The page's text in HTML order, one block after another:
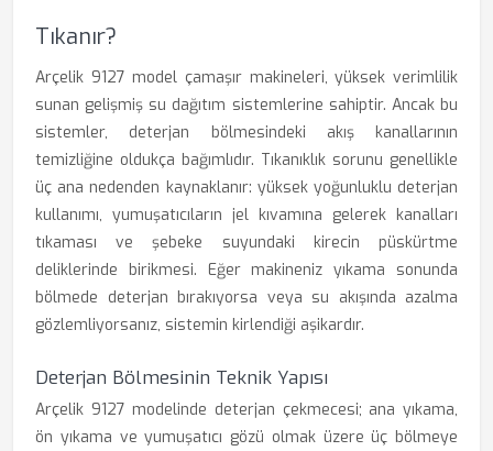
Tıkanır?
Arçelik 9127 model çamaşır makineleri, yüksek verimlilik
sunan gelişmiş su dağıtım sistemlerine sahiptir. Ancak bu
sistemler, deterjan bölmesindeki akış kanallarının
temizliğine oldukça bağımlıdır. Tıkanıklık sorunu genellikle
üç ana nedenden kaynaklanır: yüksek yoğunluklu deterjan
kullanımı, yumuşatıcıların jel kıvamına gelerek kanalları
tıkaması ve şebeke suyundaki kirecin püskürtme
deliklerinde birikmesi. Eğer makineniz yıkama sonunda
bölmede deterjan bırakıyorsa veya su akışında azalma
gözlemliyorsanız, sistemin kirlendiği aşikardır.
Deterjan Bölmesinin Teknik Yapısı
Arçelik 9127 modelinde deterjan çekmecesi; ana yıkama,
ön yıkama ve yumuşatıcı gözü olmak üzere üç bölmeye